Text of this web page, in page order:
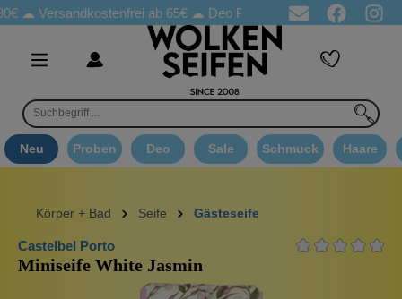
☁Versandkostenfrei ab 65€☁ Deo Proben in jeder Bestellung
Neu Proben Deo Sale Schmuck Haare
Körper + Bad Seife Gästeseife
Castelbel Porto
Miniseife White Jasmin